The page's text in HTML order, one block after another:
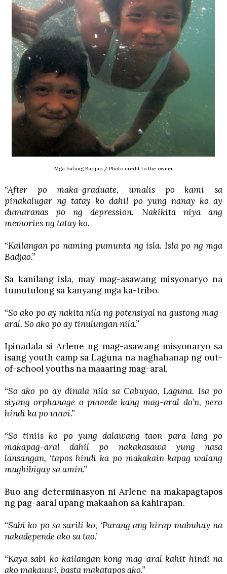
Mga batang Badjao / Photo credit to the owner
“After po maka-graduate, umalis po kami sa
pinakalugar ng tatay ko dahil po yung nanay ko ay
dumaranas po ng depression. Nakikita niya ang
memories ng tatay ko.
“Kailangan po naming pumunta ng isla. Isla po ng mga
Badjao.”
Sa kanilang isla, may mag-asawang misyonaryo na
tumutulong sa kanyang mga ka-tribo.
“So ako po ay nakita nila ng potensiyal na gustong mag-
aral. So ako po ay tinulungan nila.”
Ipinadala si Arlene ng mag-asawang misyonaryo sa
isang youth camp sa Laguna na naghahanap ng out-
of-school youths na maaaring mag-aral.
“So ako po ay dinala nila sa Cabuyao, Laguna. Isa po
siyang orphanage o puwede kang mag-aral do’n, pero
hindi ka po uuwi.”
“So tiniis ko po yung dalawang taon para lang po
makapag-aral dahil po nakakasawa yung nasa
lansangan, ‘tapos hindi ka po makakain kapag walang
magbibigay sa amin.”
Buo ang determinasyon ni Arlene na makapagtapos
ng pag-aaral upang makaahon sa kahirapan.
“Sabi ko po sa sarili ko, ‘Parang ang hirap mabuhay na
nakadepende ako sa tao.’
“Kaya sabi ko kailangan kong mag-aral kahit hindi na
ako makauwi, basta makatapos ako.”